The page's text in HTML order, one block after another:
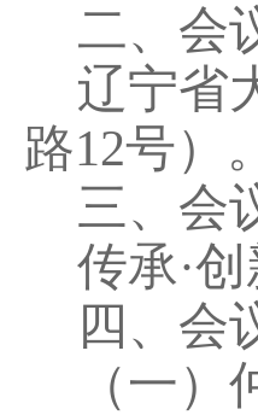
二、会
辽宁省
路12号）。
三、会
传承·创
四、会
（一）